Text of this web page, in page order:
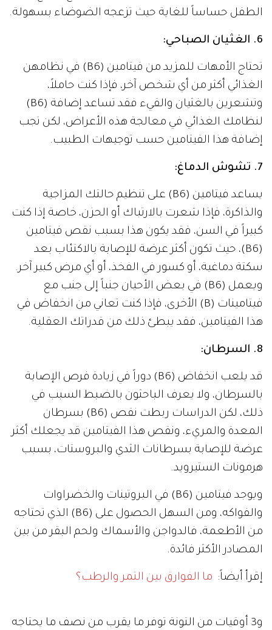
الطفل حساساً للغاية حيث تزعجه الضوضاء بسهولة.
6. الغثيان الصباحي:
تحتاج الأمهات للمزيد من فيتامين (B6) في نظامهن
الغذائي أكثر من أي شخص آخر، فإذا كنت حاملاً،
وتشعرين بالغثيان والقيء فقد تساعد إضافة (B6)
لنظامك الغذائي في معالجة هذه الأعراض، لكن تجب
إضافة هذا الفيتامين حسب توجيهات الطبيب.
7. تشوش الدماغ:
يساعد فيتامين (B6) على تنظيم حالتك المزاجية
والذاكرة، فإذا شعرت بالارتباك أو الحزن، خاصة إذا كنت
كبيراً في السن، فقد يكون هذا بسبب نقص فيتامين
(B6)، حيث تكون أكثر عرضة للإصابة بالاكتئاب بعد
سكتة دماغية، أو كسور في الفخذ، أو أي مرض كبير آخر.
ويعمل (B6) في بعض الأحيان جنباً إلى جنب مع
فيتامينات (B) الأخرى، فإذا كنت تعاني من انخفاض في
هذا الفيتامين، فقد يبطئ ذلك من قدراتك العقلية.
8. السرطان:
قد يلعب انخفاض (B6) دوراً في زيادة فرص الإصابة
بالسرطان، ولا يعرف الباحثون بالضبط السبب في
ذلك، لكن الدراسات ربطت نقص (B6) بسرطان
المعدة والمريء، ونقص هذا الفيتامين قد يجعلك أكثر
عرضة للإصابة بسرطانات الثدي والبروستات، بسبب
هرمونات الستيرويد.
ويوجد فيتامين (B6) في البروتينات والخضراوات
والفواكه، ومن السهل الحصول على (B6) الذي تحتاجه
من الأطعمة، فالدواجن والأسماك ولحم البقر من بين
المصادر الأكثر فائدة.
إقرأ أيضاً: ما الفوارق بين التمر والرطب؟
و3 أوقيات من التونة توفر ما يقرب من نصف ما يحتاجه